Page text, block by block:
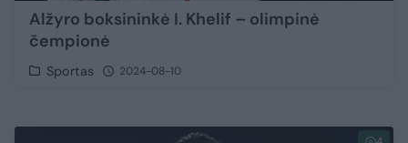
Alžyro boksininkė I. Khelif – olimpinė
čempionė
Sportas 2024-08-10